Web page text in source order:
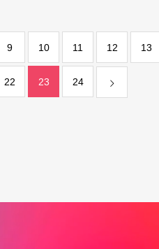
9 10 11 12 13
22 23 24